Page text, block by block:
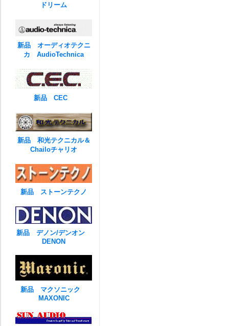
ドリーム
新品 オーディオテクニ
カ AudioTechnica
新品 CEC
新品 和光テクニカル＆
Chailoチャリオ
新品 ストーンテクノ
新品 デノン/デンオン
DENON
新品 マクソニック
MAXONIC